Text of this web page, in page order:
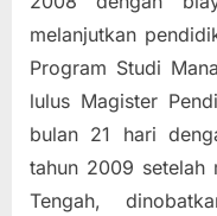
melanjutkan
Program Studi
lulus Magister
bulan 21 hari
tahun 2009 setelah
Tengah,